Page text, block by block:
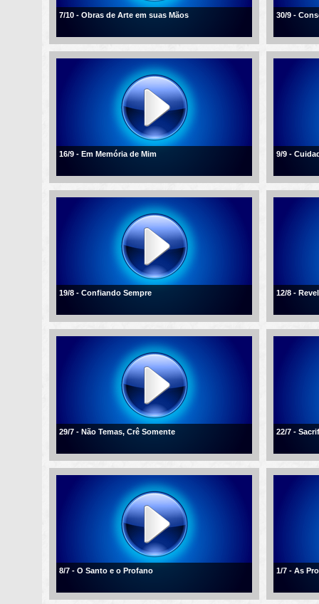
7/10 - Obras de Arte em suas Mãos 30/9 -
16/9 - Em Memória de Mim 9/9 -
19/8 - Confiando Sempre 12/8 -
29/7 - Não Temas, Crê Somente 22/7 -
8/7 - O Santo e o Profano 1/7 - As